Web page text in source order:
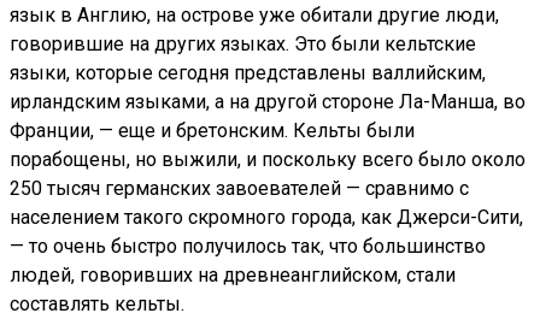
язык в Англию, на острове уже обитали другие люди,
говорившие на других языках. Это были кельтские
языки, которые сегодня представлены валлийским,
ирландским языками, а на другой стороне Ла-Манша, во
Франции, — еще и бретонским. Кельты были
порабощены, но выжили, и поскольку всего было около
250 тысяч германских завоевателей — сравнимо с
населением такого скромного города, как Джерси-Сити,
— то очень быстро получилось так, что большинство
людей, говоривших на древнеанглийском, стали
составлять кельты.